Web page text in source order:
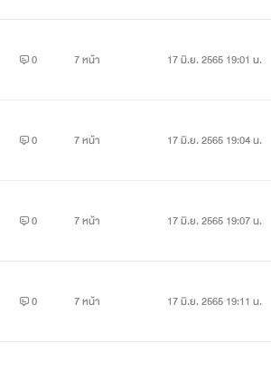
0 7 หน้า 17 มิ.ย. 2565 19:01 น.
0 7 หน้า 17 มิ.ย. 2565 19:04 น.
0 7 หน้า 17 มิ.ย. 2565 19:07 น.
0 7 หน้า 17 มิ.ย. 2565 19:11 น.